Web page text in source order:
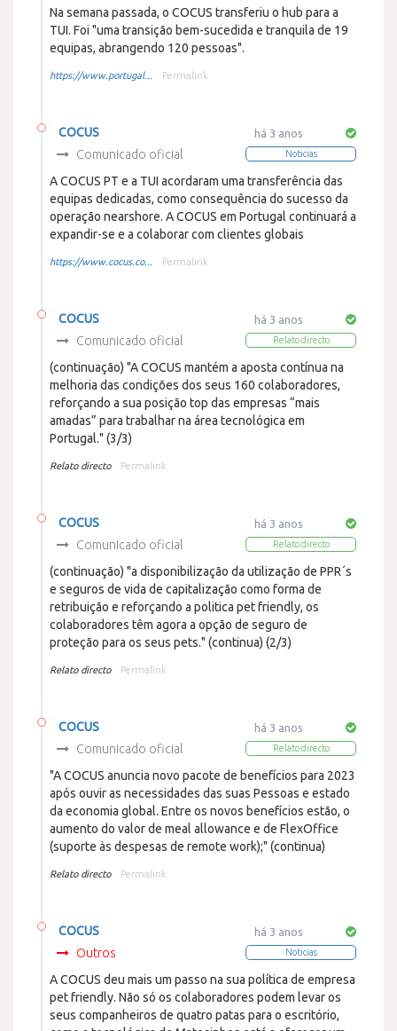
Na semana passada, o COCUS transferiu o hub para a
TUI. Foi "uma transição bem-sucedida e tranquila de 19
equipas, abrangendo 120 pessoas".
https://www.portugal... Permalink
há 3 anos
Noticias
COCUS
Comunicado oficial
A COCUS PT e a TUI acordaram uma transferência das
equipas dedicadas, como consequência do sucesso da
operação nearshore. A COCUS em Portugal continuará a
expandir-se e a colaborar com clientes globais
https://www.cocus.co... Permalink
há 3 anos
Relato directo
COCUS
Comunicado oficial
(continuação) "A COCUS mantém a aposta contínua na
melhoria das condições dos seus 160 colaboradores,
reforçando a sua posição top das empresas “mais
amadas” para trabalhar na área tecnológica em
Portugal." (3/3)
Relato directo Permalink
há 3 anos
Relato directo
COCUS
Comunicado oficial
(continuação) "a disponibilização da utilização de PPR´s
e seguros de vida de capitalização como forma de
retribuição e reforçando a politica pet friendly, os
colaboradores têm agora a opção de seguro de
proteção para os seus pets." (continua) (2/3)
Relato directo Permalink
há 3 anos
Relato directo
COCUS
Comunicado oficial
"A COCUS anuncia novo pacote de benefícios para 2023
após ouvir as necessidades das suas Pessoas e estado
da economia global. Entre os novos benefícios estão, o
aumento do valor de meal allowance e de FlexOffice
(suporte às despesas de remote work);" (continua)
Relato directo Permalink
há 3 anos
Noticias
COCUS
Outros
A COCUS deu mais um passo na sua política de empresa
pet friendly. Não só os colaboradores podem levar os
seus companheiros de quatro patas para o escritório,